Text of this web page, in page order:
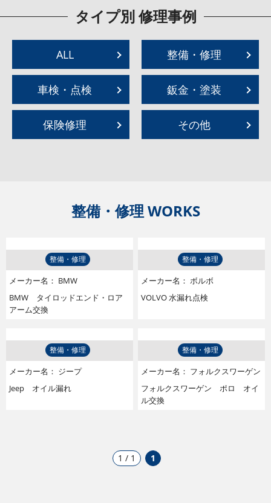
タイプ別 修理事例
ALL 整備・修理
車検・点検 鈑金・塗装
保険修理 その他
整備・修理 WORKS
整備・修理
メーカー名： BMW
BMW タイロッドエンド・ロア
アーム交換
整備・修理
メーカー名：ボルボ
VOLVO 水漏れ点検
整備・修理
メーカー名： ジープ
Jeep オイル漏れ
整備・修理
メーカー名： フォルクスワーゲン
フォルクスワーゲン ポロ オイ
ル交換
1 / 1 1